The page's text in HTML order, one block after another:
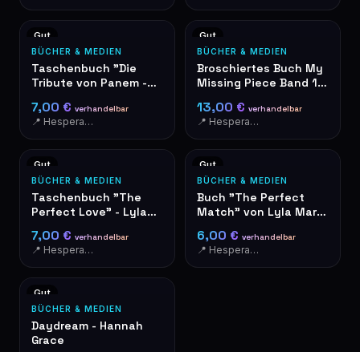
Gut
BÜCHER & MEDIEN
Taschenbuch "Die
Tribute von Panem -
Deutsch
7,00 € verhandelbar
📍 Hesperange
Gut
BÜCHER & MEDIEN
Broschiertes Buch My
Missing Piece Band 1 –
13,00 € verhandelbar
📍 Hesperange
Gut
BÜCHER & MEDIEN
Taschenbuch "The
Perfect Love" - Lyla
Soulmate #2
7,00 € verhandelbar
📍 Hesperange
Gut
BÜCHER & MEDIEN
Buch "The Perfect
Match" von Lyla Mars
6,00 € verhandelbar
📍 Hesperange
Gut
BÜCHER & MEDIEN
Daydream - Hannah
Grace